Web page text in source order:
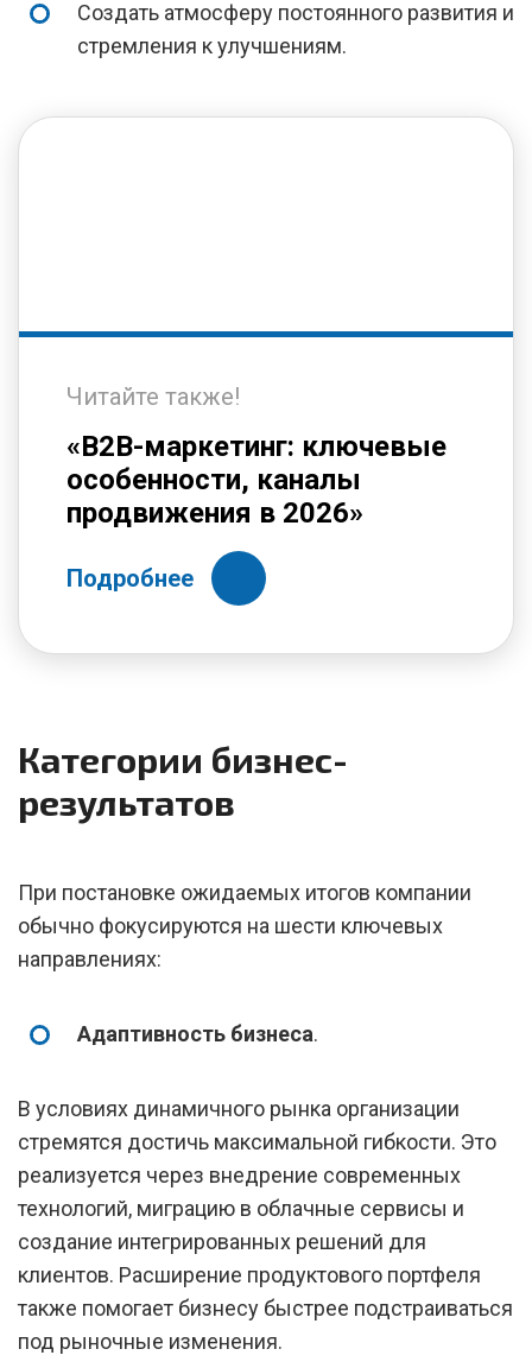
Создать атмосферу постоянного развития и
стремления к улучшениям.
Читайте также!
«B2B-маркетинг: ключевые
особенности, каналы
продвижения в 2026»
Подробнее
Категории бизнес-
результатов
При постановке ожидаемых итогов компании
обычно фокусируются на шести ключевых
направлениях:
Адаптивность бизнеса.
В условиях динамичного рынка организации
стремятся достичь максимальной гибкости. Это
реализуется через внедрение современных
технологий, миграцию в облачные сервисы и
создание интегрированных решений для
клиентов. Расширение продуктового портфеля
также помогает бизнесу быстрее подстраиваться
под рыночные изменения.